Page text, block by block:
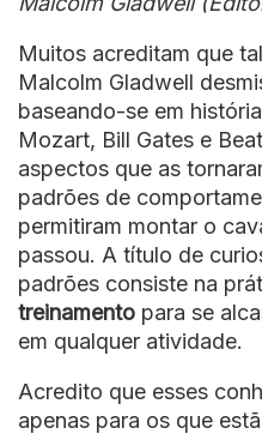
Muitos acreditam que
Malcolm Gladwell
baseando-se em
Mozart, Bill Gates e
aspectos que as
padrões de
permitiram montar o
passou. A título de
padrões consiste na
treinamento para se
em qualquer atividade.
Acredito que esses
apenas para os que